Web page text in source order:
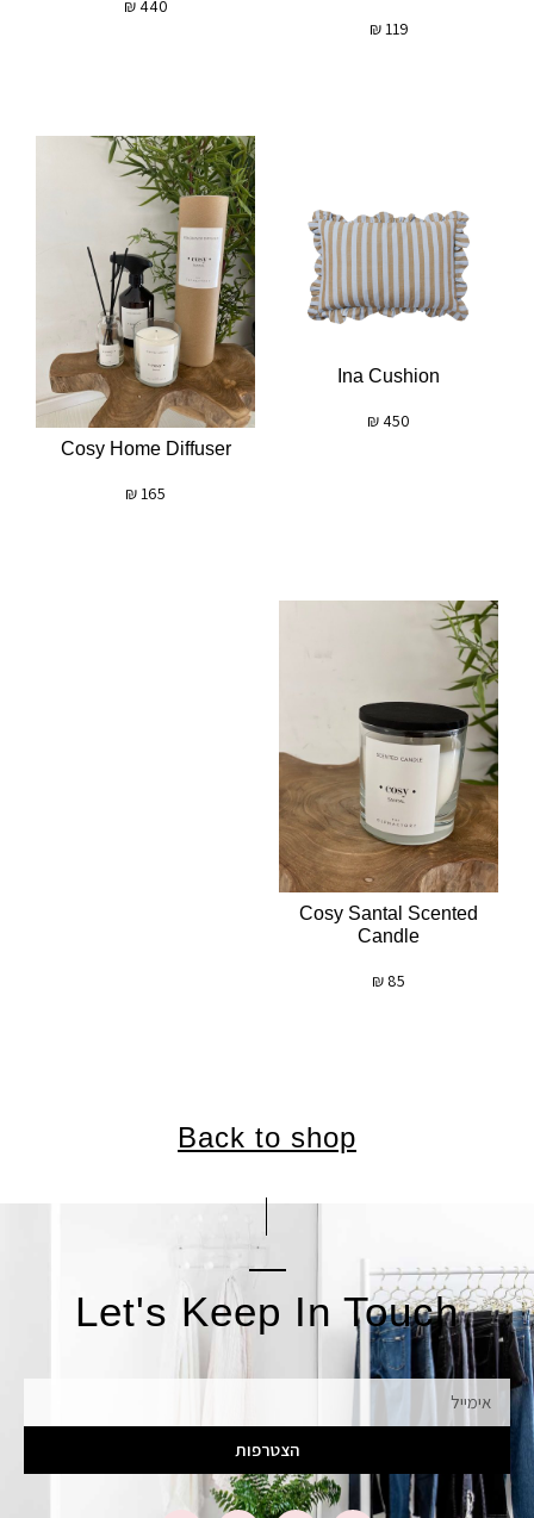
119
₪
440
₪
Ina Cushion
450
₪
Cosy Home Diffuser
165
₪
Cosy Santal Scented
Candle
85
₪
Back to shop
Let's Keep In Touch
אימייל
הצטרפות